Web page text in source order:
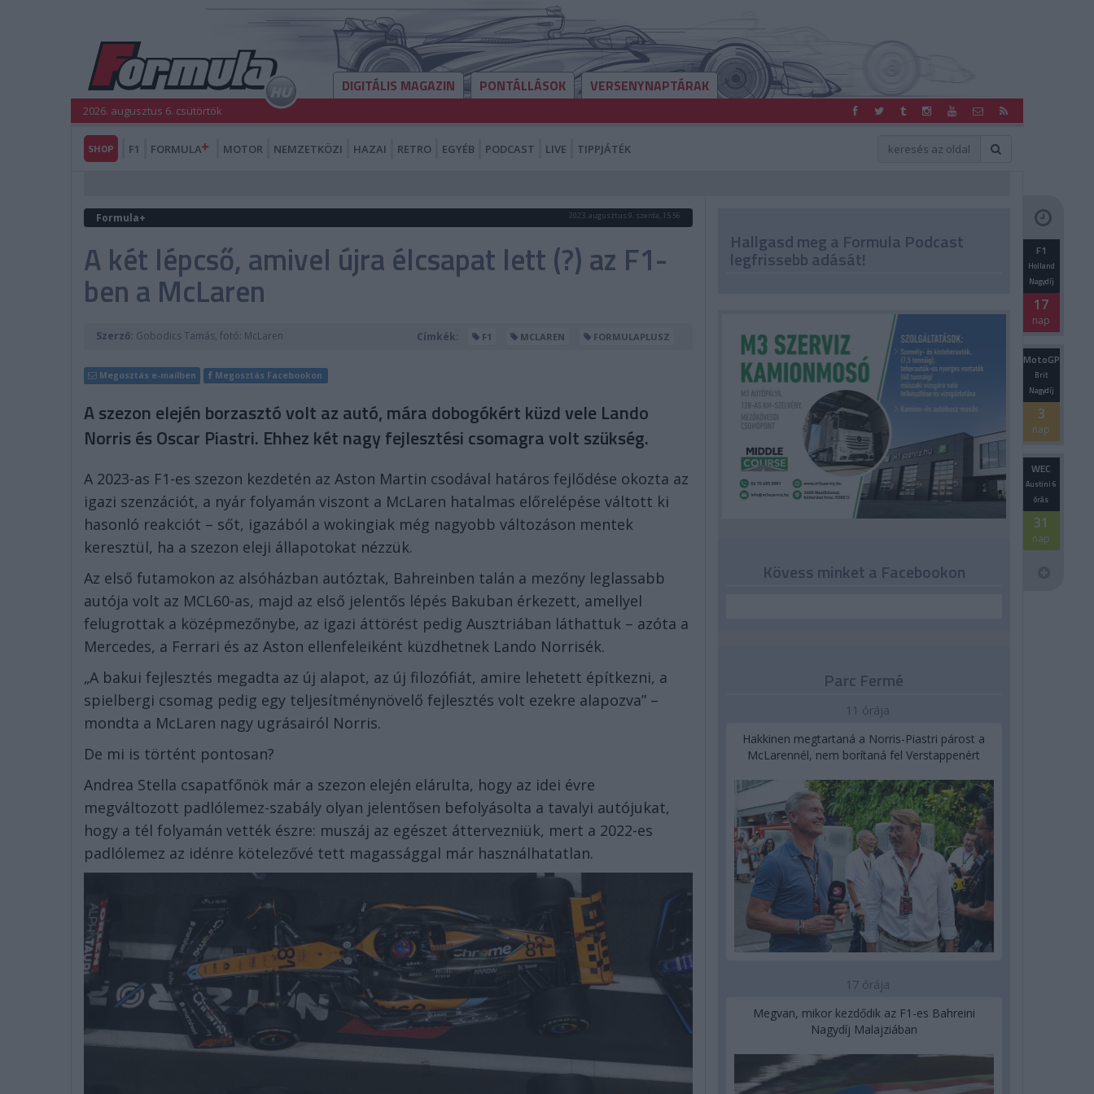
DIGITÁLIS MAGAZIN PONTÁLLÁSOK VERSENYNAPTÁRAK
2026. augusztus 6. csütörtök
SHOP F1 FORMULA MOTOR NEMZETKÖZI HAZAI RETRO EGYÉB PODCAST LIVE TIPPJÁTÉK
Formula+ 2023. augusztus 9. szerda, 15:56
A két lépcső, amivel újra élcsapat lett (?) az F1-
ben a McLaren
Szerző: Gobodics Tamás, fotó: McLaren Címkék: F1 MCLAREN FORMULAPLUSZ
Megosztás e-mailben Megosztás Facebookon
A szezon elején borzasztó volt az autó, mára dobogókért küzd vele Lando
Norris és Oscar Piastri. Ehhez két nagy fejlesztési csomagra volt szükség.
A 2023-as F1-es szezon kezdetén az Aston Martin csodával határos fejlődése okozta az
igazi szenzációt, a nyár folyamán viszont a McLaren hatalmas előrelépése váltott ki
hasonló reakciót – sőt, igazából a wokingiak még nagyobb változáson mentek
keresztül, ha a szezon eleji állapotokat nézzük.
Az első futamokon az alsóházban autóztak, Bahreinben talán a mezőny leglassabb
autója volt az MCL60-as, majd az első jelentős lépés Bakuban érkezett, amellyel
felugrottak a középmezőnybe, az igazi áttörést pedig Ausztriában láthattuk – azóta a
Mercedes, a Ferrari és az Aston ellenfeleiként küzdhetnek Lando Norrisék.
„A bakui fejlesztés megadta az új alapot, az új filozófiát, amire lehetett építkezni, a
spielbergi csomag pedig egy teljesítménynövelő fejlesztés volt ezekre alapozva” –
mondta a McLaren nagy ugrásairól Norris.
De mi is történt pontosan?
Andrea Stella csapatfőnök már a szezon elején elárulta, hogy az idei évre
megváltozott padlólemez-szabály olyan jelentősen befolyásolta a tavalyi autójukat,
hogy a tél folyamán vették észre: muszáj az egészet áttervezniük, mert a 2022-es
padlólemez az idénre kötelezővé tett magassággal már használhatatlan.
Hallgasd meg a Formula Podcast
legfrissebb adását! F1
Holland
Nagydíj
17
nap
MotoGP
Brit
Nagydíj
3
nap
WEC
Austini 6
órás
31
nap
Kövess minket a Facebookon
Parc Fermé
11 órája
Hakkinen megtartaná a Norris-Piastri párost a
McLarennél, nem borítaná fel Verstappenért
17 órája
Megvan, mikor kezdődik az F1-es Bahreini
Nagydíj Malajziában